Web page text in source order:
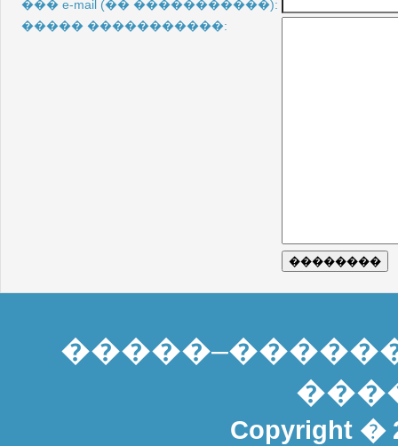
��� e-mail (�� �����������):
����� �����������:
Copyright �